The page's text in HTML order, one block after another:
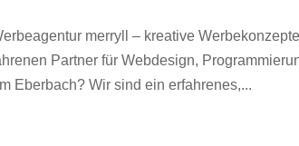
merryll – kreative
Partner für Webdesign,
Eberbach? Wir sind ein erfahrenes,...